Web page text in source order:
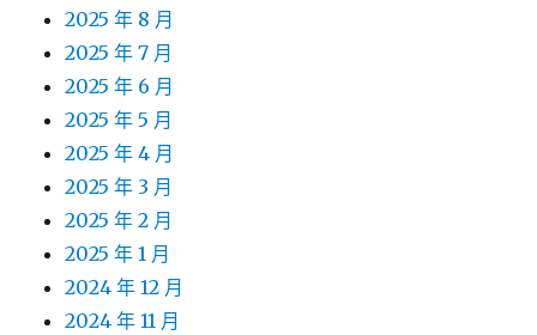
2025 年 8 月
2025 年 7 月
2025 年 6 月
2025 年 5 月
2025 年 4 月
2025 年 3 月
2025 年 2 月
2025 年 1 月
2024 年 12 月
2024 年 11 月